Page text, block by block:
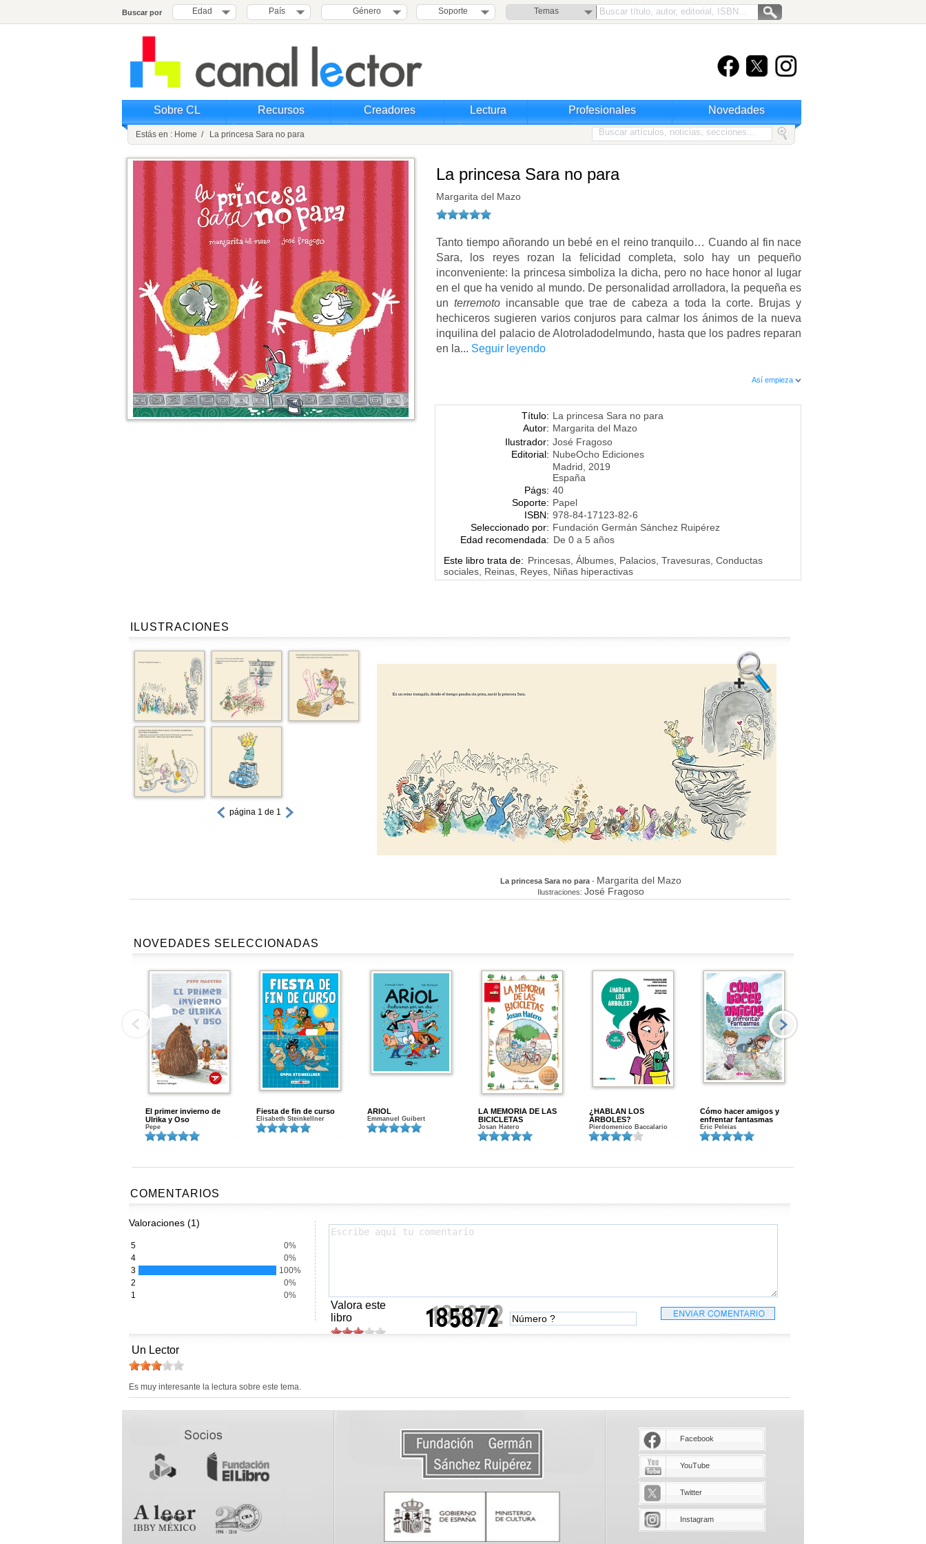
Buscar por Edad País Género Soporte Temas
Sobre CL Recursos Creadores Lectura Profesionales Novedades
Estás en : Home / La princesa Sara no para
La princesa Sara no para
Margarita del Mazo
Tanto tiempo añorando un bebé en el reino tranquilo… Cuando al fin nace
Sara, los reyes rozan la felicidad completa, solo hay un pequeño
inconveniente: la princesa simboliza la dicha, pero no hace honor al lugar
en el que ha venido al mundo. De personalidad arrolladora, la pequeña es
unterremoto incansable que trae de cabeza a toda la corte. Brujas y
hechiceros sugieren varios conjuros para calmar los ánimos de la nueva
inquilina del palacio de Alotroladodelmundo, hasta que los padres reparan
en la... Seguir leyendo
Así empieza
Título: La princesa Sara no para
Autor: Margarita del Mazo
Ilustrador: José Fragoso
Editorial: NubeOcho Ediciones
Madrid, 2019
España
Págs: 40
Soporte: Papel
ISBN: 978-84-17123-82-6
Seleccionado por: Fundación Germán Sánchez Ruipérez
Edad recomendada: De 0 a 5 años
Este libro trata de: Princesas, Álbumes, Palacios, Travesuras, Conductas
sociales, Reinas, Reyes, Niñas hiperactivas
ILUSTRACIONES
página 1 de 1
La princesa Sara no para- Margarita del Mazo
Ilustraciones: José Fragoso
NOVEDADES SELECCIONADAS
El primer invierno de
Ulrika y Oso
Pepe
Fiesta de fin de curso
Elisabeth Steinkellner
ARIOL
Emmanuel Guibert
LA MEMORIA DE LAS
BICICLETAS
Josan Hatero
¿HABLAN LOS
ÁRBOLES?
Pierdomenico Baccalario
Cómo hacer amigos y
enfrentar fantasmas
Eric Peleias
COMENTARIOS
Valoraciones (1)
5
0%
4
0%
3
100%
2
0%
1
0%
Valora este
libro
Un Lector
Es muy interesante la lectura sobre este tema.
Facebook
YouTube
Twitter
Instagram